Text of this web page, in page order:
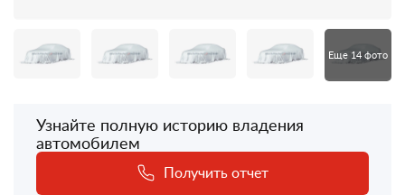
Еще 14 фото
Узнайте полную историю владения
автомобилем
Получить отчет